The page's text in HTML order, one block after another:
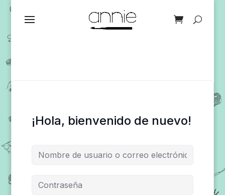
¡Hola, bienvenido de nuevo!